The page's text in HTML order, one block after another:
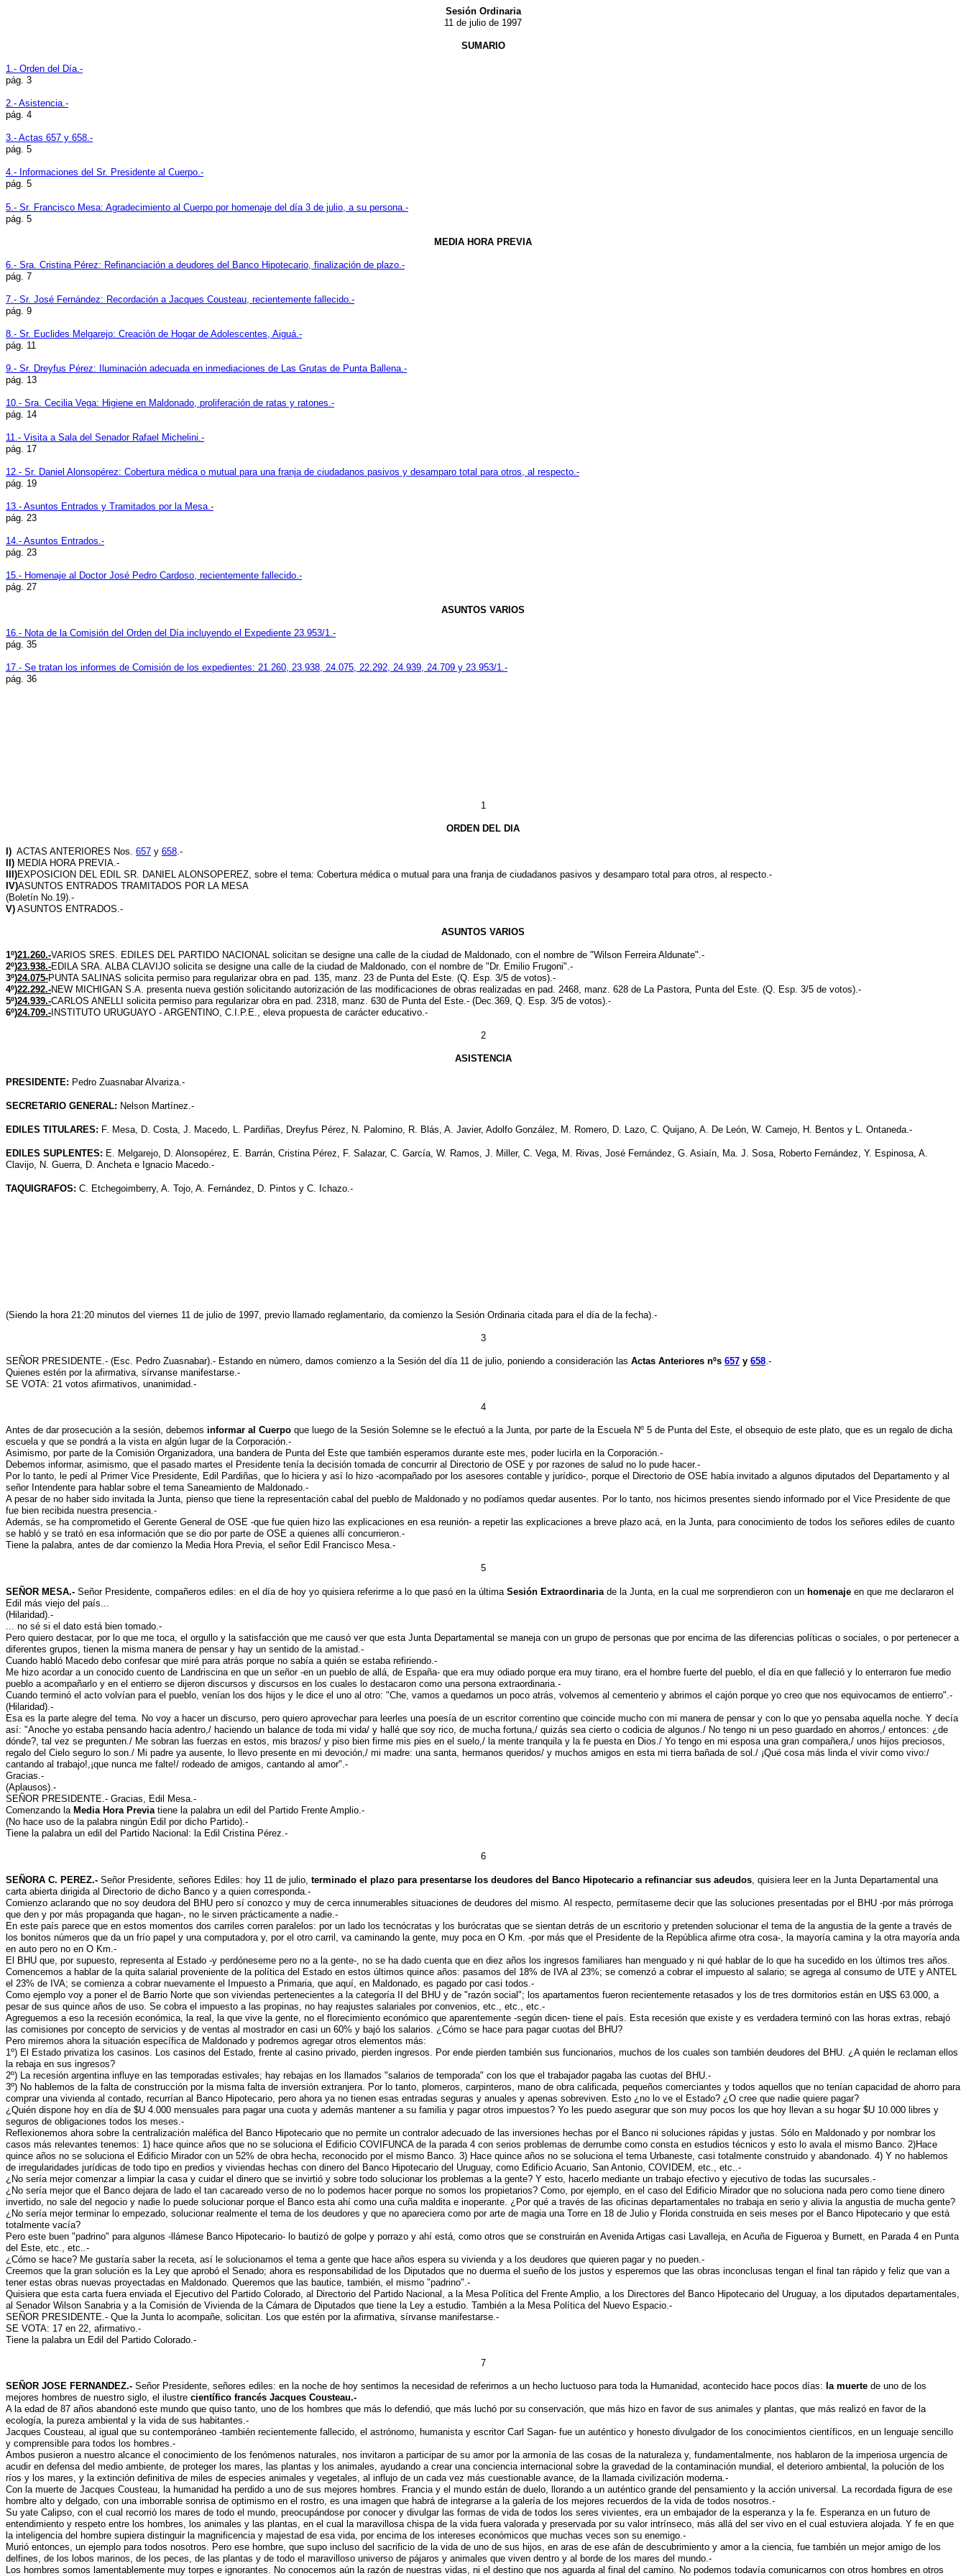
Sesión Ordinaria
11 de julio de 1997
SUMARIO
1.- Orden del Día.-
pág. 3
2.- Asistencia.-
pág. 4
3.- Actas 657 y 658.-
pág. 5
4.- Informaciones del Sr. Presidente al Cuerpo.-
pág. 5
5.- Sr. Francisco Mesa: Agradecimiento al Cuerpo por homenaje del día 3 de julio, a su persona.-
pág. 5
MEDIA HORA PREVIA
6.- Sra. Cristina Pérez: Refinanciación a deudores del Banco Hipotecario, finalización de plazo.-
pág. 7
7.- Sr. José Fernández: Recordación a Jacques Cousteau, recientemente fallecido.-
pág. 9
8.- Sr. Euclides Melgarejo: Creación de Hogar de Adolescentes, Aiguá.-
pág. 11
9.- Sr. Dreyfus Pérez: Iluminación adecuada en inmediaciones de Las Grutas de Punta Ballena.-
pág. 13
10.- Sra. Cecilia Vega: Higiene en Maldonado, proliferación de ratas y ratones.-
pág. 14
11.- Visita a Sala del Senador Rafael Michelini.-
pág. 17
12.- Sr. Daniel Alonsopérez: Cobertura médica o mutual para una franja de ciudadanos pasivos y desamparo total para otros, al respecto.-
pág. 19
13.- Asuntos Entrados y Tramitados por la Mesa.-
pág. 23
14.- Asuntos Entrados.-
pág. 23
15.- Homenaje al Doctor José Pedro Cardoso, recientemente fallecido.-
pág. 27
ASUNTOS VARIOS
16.- Nota de la Comisión del Orden del Día incluyendo el Expediente 23.953/1.-
pág. 35
17.- Se tratan los informes de Comisión de los expedientes: 21.260, 23.938, 24.075, 22.292, 24.939, 24.709 y 23.953/1.-
pág. 36
1
ORDEN DEL DIA
I) ACTAS ANTERIORES Nos. 657 y 658.-
II) MEDIA HORA PREVIA.-
III)EXPOSICION DEL EDIL SR. DANIEL ALONSOPEREZ, sobre el tema: Cobertura médica o mutual para una franja de ciudadanos pasivos y desamparo total para otros, al respecto.-
IV)ASUNTOS ENTRADOS TRAMITADOS POR LA MESA
(Boletín No.19).-
V) ASUNTOS ENTRADOS.-
ASUNTOS VARIOS
1º)21.260.-VARIOS SRES. EDILES DEL PARTIDO NACIONAL solicitan se designe una calle de la ciudad de Maldonado, con el nombre de "Wilson Ferreira Aldunate".-
2º)23.938.-EDILA SRA. ALBA CLAVIJO solicita se designe una calle de la ciudad de Maldonado, con el nombre de "Dr. Emilio Frugoni".-
3º)24.075-PUNTA SALINAS solicita permiso para regularizar obra en pad. 135, manz. 23 de Punta del Este. (Q. Esp. 3/5 de votos).-
4º)22.292.-NEW MICHIGAN S.A. presenta nueva gestión solicitando autorización de las modificaciones de obras realizadas en pad. 2468, manz. 628 de La Pastora, Punta del Este. (Q. Esp. 3/5 de votos).-
5º)24.939.-CARLOS ANELLI solicita permiso para regularizar obra en pad. 2318, manz. 630 de Punta del Este.- (Dec.369, Q. Esp. 3/5 de votos).-
6º)24.709.- INSTITUTO URUGUAYO - ARGENTINO, C.I.P.E., eleva propuesta de carácter educativo.-
2
ASISTENCIA
PRESIDENTE: Pedro Zuasnabar Alvariza.-
SECRETARIO GENERAL: Nelson Martínez.-
EDILES TITULARES: F. Mesa, D. Costa, J. Macedo, L. Pardiñas, Dreyfus Pérez, N. Palomino, R. Blás, A. Javier, Adolfo González, M. Romero, D. Lazo, C. Quijano, A. De León, W. Camejo, H. Bentos y L. Ontaneda.-
EDILES SUPLENTES: E. Melgarejo, D. Alonsopérez, E. Barrán, Cristina Pérez, F. Salazar, C. García, W. Ramos, J. Miller, C. Vega, M. Rivas, José Fernández, G. Asiaín, Ma. J. Sosa, Roberto Fernández, Y. Espinosa, A.
Clavijo, N. Guerra, D. Ancheta e Ignacio Macedo.-
TAQUIGRAFOS: C. Etchegoimberry, A. Tojo, A. Fernández, D. Pintos y C. Ichazo.-
(Siendo la hora 21:20 minutos del viernes 11 de julio de 1997, previo llamado reglamentario, da comienzo la Sesión Ordinaria citada para el día de la fecha).-
3
SEÑOR PRESIDENTE.- (Esc. Pedro Zuasnabar).- Estando en número, damos comienzo a la Sesión del día 11 de julio, poniendo a consideración las Actas Anteriores nºs 657 y 658.-
Quienes estén por la afirmativa, sírvanse manifestarse.-
SE VOTA: 21 votos afirmativos, unanimidad.-
4
Antes de dar prosecución a la sesión, debemos informar al Cuerpo que luego de la Sesión Solemne se le efectuó a la Junta, por parte de la Escuela Nº 5 de Punta del Este, el obsequio de este plato, que es un regalo de dicha
escuela y que se pondrá a la vista en algún lugar de la Corporación.-
Asimismo, por parte de la Comisión Organizadora, una bandera de Punta del Este que también esperamos durante este mes, poder lucirla en la Corporación.-
Debemos informar, asimismo, que el pasado martes el Presidente tenía la decisión tomada de concurrir al Directorio de OSE y por razones de salud no lo pude hacer.-
Por lo tanto, le pedí al Primer Vice Presidente, Edil Pardiñas, que lo hiciera y así lo hizo -acompañado por los asesores contable y jurídico-, porque el Directorio de OSE había invitado a algunos diputados del Departamento y al
señor Intendente para hablar sobre el tema Saneamiento de Maldonado.-
A pesar de no haber sido invitada la Junta, pienso que tiene la representación cabal del pueblo de Maldonado y no podíamos quedar ausentes. Por lo tanto, nos hicimos presentes siendo informado por el Vice Presidente de que
fue bien recibida nuestra presencia.-
Además, se ha comprometido el Gerente General de OSE -que fue quien hizo las explicaciones en esa reunión- a repetir las explicaciones a breve plazo acá, en la Junta, para conocimiento de todos los señores ediles de cuanto
se habló y se trató en esa información que se dio por parte de OSE a quienes allí concurrieron.-
Tiene la palabra, antes de dar comienzo la Media Hora Previa, el señor Edil Francisco Mesa.-
5
SEÑOR MESA.- Señor Presidente, compañeros ediles: en el día de hoy yo quisiera referirme a lo que pasó en la última Sesión Extraordinariade la Junta, en la cual me sorprendieron con un homenaje en que me declararon el
Edil más viejo del país...
(Hilaridad).-
... no sé si el dato está bien tomado.-
Pero quiero destacar, por lo que me toca, el orgullo y la satisfacción que me causó ver que esta Junta Departamental se maneja con un grupo de personas que por encima de las diferencias políticas o sociales, o por pertenecer a
diferentes grupos, tienen la misma manera de pensar y hay un sentido de la amistad.-
Cuando habló Macedo debo confesar que miré para atrás porque no sabía a quién se estaba refiriendo.-
Me hizo acordar a un conocido cuento de Landriscina en que un señor -en un pueblo de allá, de España- que era muy odiado porque era muy tirano, era el hombre fuerte del pueblo, el día en que falleció y lo enterraron fue medio
pueblo a acompañarlo y en el entierro se dijeron discursos y discursos en los cuales lo destacaron como una persona extraordinaria.-
Cuando terminó el acto volvían para el pueblo, venían los dos hijos y le dice el uno al otro: "Che, vamos a quedarnos un poco atrás, volvemos al cementerio y abrimos el cajón porque yo creo que nos equivocamos de entierro".-
(Hilaridad).-
Esa es la parte alegre del tema. No voy a hacer un discurso, pero quiero aprovechar para leerles una poesía de un escritor correntino que coincide mucho con mi manera de pensar y con lo que yo pensaba aquella noche. Y decía
así: "Anoche yo estaba pensando hacia adentro,/ haciendo un balance de toda mi vida/ y hallé que soy rico, de mucha fortuna,/ quizás sea cierto o codicia de algunos./ No tengo ni un peso guardado en ahorros,/ entonces: ¿de
dónde?, tal vez se pregunten./ Me sobran las fuerzas en estos, mis brazos/ y piso bien firme mis pies en el suelo,/ la mente tranquila y la fe puesta en Dios./ Yo tengo en mi esposa una gran compañera,/ unos hijos preciosos,
regalo del Cielo seguro lo son./ Mi padre ya ausente, lo llevo presente en mi devoción,/ mi madre: una santa, hermanos queridos/ y muchos amigos en esta mi tierra bañada de sol./ ¡Qué cosa más linda el vivir como vivo:/
cantando al trabajo!,¡que nunca me falte!/ rodeado de amigos, cantando al amor".-
Gracias.-
(Aplausos).-
SEÑOR PRESIDENTE.- Gracias, Edil Mesa.-
Comenzando la Media Hora Previatiene la palabra un edil del Partido Frente Amplio.-
(No hace uso de la palabra ningún Edil por dicho Partido).-
Tiene la palabra un edil del Partido Nacional: la Edil Cristina Pérez.-
6
SEÑORA C. PEREZ.- Señor Presidente, señores Ediles: hoy 11 de julio, terminado el plazo para presentarse los deudores del Banco Hipotecario a refinanciar sus adeudos, quisiera leer en la Junta Departamental una
carta abierta dirigida al Directorio de dicho Banco y a quien corresponda.-
Comienzo aclarando que no soy deudora del BHU pero sí conozco y muy de cerca innumerables situaciones de deudores del mismo. Al respecto, permítaseme decir que las soluciones presentadas por el BHU -por más prórroga
que den y por más propaganda que hagan-, no le sirven prácticamente a nadie.-
En este país parece que en estos momentos dos carriles corren paralelos: por un lado los tecnócratas y los burócratas que se sientan detrás de un escritorio y pretenden solucionar el tema de la angustia de la gente a través de
los bonitos números que da un frío papel y una computadora y, por el otro carril, va caminando la gente, muy poca en O Km. -por más que el Presidente de la República afirme otra cosa-, la mayoría camina y la otra mayoría anda
en auto pero no en O Km.-
El BHU que, por supuesto, representa al Estado -y perdóneseme pero no a la gente-, no se ha dado cuenta que en diez años los ingresos familiares han menguado y ni qué hablar de lo que ha sucedido en los últimos tres años.
Comencemos a hablar de la quita salarial proveniente de la política del Estado en estos últimos quince años: pasamos del 18% de IVA al 23%; se comenzó a cobrar el impuesto al salario; se agrega al consumo de UTE y ANTEL
el 23% de IVA; se comienza a cobrar nuevamente el Impuesto a Primaria, que aquí, en Maldonado, es pagado por casi todos.-
Como ejemplo voy a poner el de Barrio Norte que son viviendas pertenecientes a la categoría II del BHU y de "razón social"; los apartamentos fueron recientemente retasados y los de tres dormitorios están en U$S 63.000, a
pesar de sus quince años de uso. Se cobra el impuesto a las propinas, no hay reajustes salariales por convenios, etc., etc., etc.-
Agreguemos a eso la recesión económica, la real, la que vive la gente, no el florecimiento económico que aparentemente -según dicen- tiene el país. Esta recesión que existe y es verdadera terminó con las horas extras, rebajó
las comisiones por concepto de servicios y de ventas al mostrador en casi un 60% y bajó los salarios. ¿Cómo se hace para pagar cuotas del BHU?
Pero miremos ahora la situación específica de Maldonado y podremos agregar otros elementos más:
1º) El Estado privatiza los casinos. Los casinos del Estado, frente al casino privado, pierden ingresos. Por ende pierden también sus funcionarios, muchos de los cuales son también deudores del BHU. ¿A quién le reclaman ellos
la rebaja en sus ingresos?
2º) La recesión argentina influye en las temporadas estivales; hay rebajas en los llamados "salarios de temporada" con los que el trabajador pagaba las cuotas del BHU.-
3º) No hablemos de la falta de construcción por la misma falta de inversión extranjera. Por lo tanto, plomeros, carpinteros, mano de obra calificada, pequeños comerciantes y todos aquellos que no tenían capacidad de ahorro para
comprar una vivienda al contado, recurrían al Banco Hipotecario, pero ahora ya no tienen esas entradas seguras y anuales y apenas sobreviven. Esto ¿no lo ve el Estado? ¿O cree que nadie quiere pagar?
¿Quién dispone hoy en día de $U 4.000 mensuales para pagar una cuota y además mantener a su familia y pagar otros impuestos? Yo les puedo asegurar que son muy pocos los que hoy llevan a su hogar $U 10.000 libres y
seguros de obligaciones todos los meses.-
Reflexionemos ahora sobre la centralización maléfica del Banco Hipotecario que no permite un contralor adecuado de las inversiones hechas por el Banco ni soluciones rápidas y justas. Sólo en Maldonado y por nombrar los
casos más relevantes tenemos: 1) hace quince años que no se soluciona el Edificio COVIFUNCA de la parada 4 con serios problemas de derrumbe como consta en estudios técnicos y esto lo avala el mismo Banco. 2)Hace
quince años no se soluciona el Edificio Mirador con un 52% de obra hecha, reconocido por el mismo Banco. 3) Hace quince años no se soluciona el tema Urbaneste, casi totalmente construido y abandonado. 4) Y no hablemos
de irregularidades jurídicas de todo tipo en predios y viviendas hechas con dinero del Banco Hipotecario del Uruguay, como Edificio Acuario, San Antonio, COVIDEM, etc., etc..-
¿No sería mejor comenzar a limpiar la casa y cuidar el dinero que se invirtió y sobre todo solucionar los problemas a la gente? Y esto, hacerlo mediante un trabajo efectivo y ejecutivo de todas las sucursales.-
¿No sería mejor que el Banco dejara de lado el tan cacareado verso de no lo podemos hacer porque no somos los propietarios? Como, por ejemplo, en el caso del Edificio Mirador que no soluciona nada pero como tiene dinero
invertido, no sale del negocio y nadie lo puede solucionar porque el Banco esta ahí como una cuña maldita e inoperante. ¿Por qué a través de las oficinas departamentales no trabaja en serio y alivia la angustia de mucha gente?
¿No sería mejor terminar lo empezado, solucionar realmente el tema de los deudores y que no apareciera como por arte de magia una Torre en 18 de Julio y Florida construida en seis meses por el Banco Hipotecario y que está
totalmente vacía?
Pero este buen "padrino" para algunos -llámese Banco Hipotecario- lo bautizó de golpe y porrazo y ahí está, como otros que se construirán en Avenida Artigas casi Lavalleja, en Acuña de Figueroa y Burnett, en Parada 4 en Punta
del Este, etc., etc..-
¿Cómo se hace? Me gustaría saber la receta, así le solucionamos el tema a gente que hace años espera su vivienda y a los deudores que quieren pagar y no pueden.-
Creemos que la gran solución es la Ley que aprobó el Senado; ahora es responsabilidad de los Diputados que no duerma el sueño de los justos y esperemos que las obras inconclusas tengan el final tan rápido y feliz que van a
tener estas obras nuevas proyectadas en Maldonado. Queremos que las bautice, también, el mismo "padrino".-
Quisiera que esta carta fuera enviada el Ejecutivo del Partido Colorado, al Directorio del Partido Nacional, a la Mesa Política del Frente Amplio, a los Directores del Banco Hipotecario del Uruguay, a los diputados departamentales,
al Senador Wilson Sanabria y a la Comisión de Vivienda de la Cámara de Diputados que tiene la Ley a estudio. También a la Mesa Política del Nuevo Espacio.-
SEÑOR PRESIDENTE.- Que la Junta lo acompañe, solicitan. Los que estén por la afirmativa, sírvanse manifestarse.-
SE VOTA: 17 en 22, afirmativo.-
Tiene la palabra un Edil del Partido Colorado.-
7
SEÑOR JOSE FERNANDEZ.- Señor Presidente, señores ediles: en la noche de hoy sentimos la necesidad de referirnos a un hecho luctuoso para toda la Humanidad, acontecido hace pocos días: la muerte de uno de los
mejores hombres de nuestro siglo, el ilustre científico francés Jacques Cousteau.-
A la edad de 87 años abandonó este mundo que quiso tanto, uno de los hombres que más lo defendió, que más luchó por su conservación, que más hizo en favor de sus animales y plantas, que más realizó en favor de la
ecología, la pureza ambiental y la vida de sus habitantes.-
Jacques Cousteau, al igual que su contemporáneo -también recientemente fallecido, el astrónomo, humanista y escritor Carl Sagan- fue un auténtico y honesto divulgador de los conocimientos científicos, en un lenguaje sencillo
y comprensible para todos los hombres.-
Ambos pusieron a nuestro alcance el conocimiento de los fenómenos naturales, nos invitaron a participar de su amor por la armonía de las cosas de la naturaleza y, fundamentalmente, nos hablaron de la imperiosa urgencia de
acudir en defensa del medio ambiente, de proteger los mares, las plantas y los animales, ayudando a crear una conciencia internacional sobre la gravedad de la contaminación mundial, el deterioro ambiental, la polución de los
ríos y los mares, y la extinción definitiva de miles de especies animales y vegetales, al influjo de un cada vez más cuestionable avance, de la llamada civilización moderna.-
Con la muerte de Jacques Cousteau, la humanidad ha perdido a uno de sus mejores hombres. Francia y el mundo están de duelo, llorando a un auténtico grande del pensamiento y la acción universal. La recordada figura de ese
hombre alto y delgado, con una imborrable sonrisa de optimismo en el rostro, es una imagen que habrá de integrarse a la galería de los mejores recuerdos de la vida de todos nosotros.-
Su yate Calipso, con el cual recorrió los mares de todo el mundo, preocupándose por conocer y divulgar las formas de vida de todos los seres vivientes, era un embajador de la esperanza y la fe. Esperanza en un futuro de
entendimiento y respeto entre los hombres, los animales y las plantas, en el cual la maravillosa chispa de la vida fuera valorada y preservada por su valor intrínseco, más allá del ser vivo en el cual estuviera alojada. Y fe en que
la inteligencia del hombre supiera distinguir la magnificencia y majestad de esa vida, por encima de los intereses económicos que muchas veces son su enemigo.-
Murió entonces, un ejemplo para todos nosotros. Pero ese hombre, que supo incluso del sacrificio de la vida de uno de sus hijos, en aras de ese afán de descubrimiento y amor a la ciencia, fue también un mejor amigo de los
delfines, de los lobos marinos, de los peces, de las plantas y de todo el maravilloso universo de pájaros y animales que viven dentro y al borde de los mares del mundo.-
Los hombres somos lamentablemente muy torpes e ignorantes. No conocemos aún la razón de nuestras vidas, ni el destino que nos aguarda al final del camino. No podemos todavía comunicarnos con otros hombres en otros